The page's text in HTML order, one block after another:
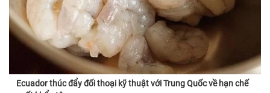
Ecuador thúc đẩy đối thoại kỹ thuật với Trung Quốc về hạn chế